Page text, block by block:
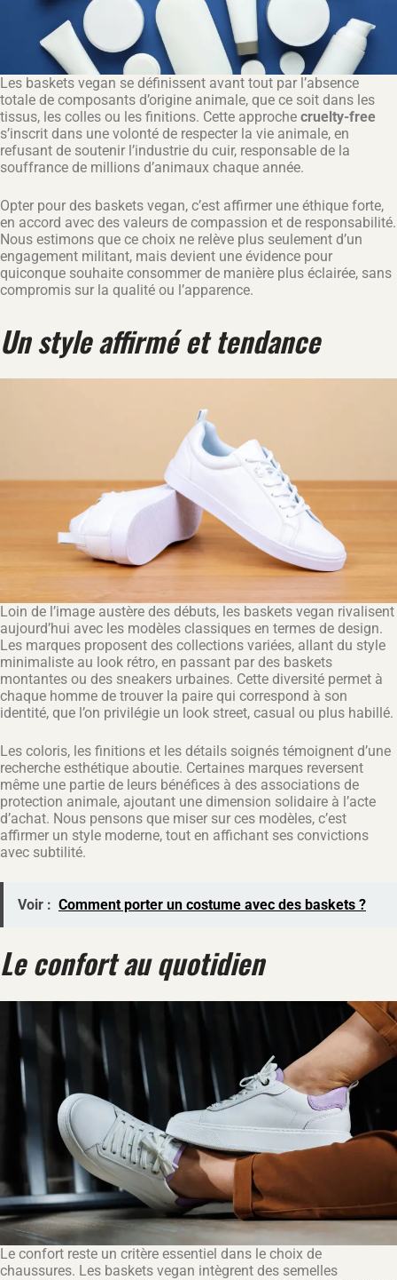
Les baskets vegan se définissent avant tout par l’absence
totale de composants d’origine animale, que ce soit dans les
tissus, les colles ou les finitions. Cette approche cruelty-free
s’inscrit dans une volonté de respecter la vie animale, en
refusant de soutenir l’industrie du cuir, responsable de la
souffrance de millions d’animaux chaque année.
Opter pour des baskets vegan, c’est affirmer une éthique forte,
en accord avec des valeurs de compassion et de responsabilité.
Nous estimons que ce choix ne relève plus seulement d’un
engagement militant, mais devient une évidence pour
quiconque souhaite consommer de manière plus éclairée, sans
compromis sur la qualité ou l’apparence.
Un style affirmé et tendance
Loin de l’image austère des débuts, les baskets vegan rivalisent
aujourd’hui avec les modèles classiques en termes de design.
Les marques proposent des collections variées, allant du style
minimaliste au look rétro, en passant par des baskets
montantes ou des sneakers urbaines. Cette diversité permet à
chaque homme de trouver la paire qui correspond à son
identité, que l’on privilégie un look street, casual ou plus habillé.
Les coloris, les finitions et les détails soignés témoignent d’une
recherche esthétique aboutie. Certaines marques reversent
même une partie de leurs bénéfices à des associations de
protection animale, ajoutant une dimension solidaire à l’acte
d’achat. Nous pensons que miser sur ces modèles, c’est
affirmer un style moderne, tout en affichant ses convictions
avec subtilité.
Voir : Comment porter un costume avec des baskets ?
Le confort au quotidien
Le confort reste un critère essentiel dans le choix de
chaussures. Les baskets vegan intègrent des semelles